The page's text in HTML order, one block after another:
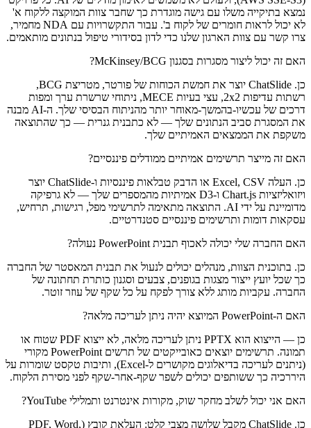
נמצא בתיקייה משלו עם גישה מוגדרת כך שחבר צוות המוקצה ללקוח א'
לא יכול לראות חומרים של לקוח ב'. עבור התקשרויות עם NDA מחמיר,
צרו קשר עם צוות הארגון שלנו כדי לדון בסידורי טיפול בנתונים מותאמים.
האם זה יכול ליצור מסגרות בסגנון McKinsey/BCG?
כן. ChatSlide יוצר את חמשת הכוחות של פורטר, מטריצת BCG,
רשתות עדיפות 2x2, עצי בעיות MECE, ניתוחי שרשרת ערך ומפות
דרכים של עכשיו-בהמשך-מאוחר יותר מהניתוח הבסיסי שלך. ה-AI מבנה
את המסגרת סביב הנתונים שלך — לא כתבנית גנרית — כך שהתוצאה
משקפת את הממצאים האמיתיים שלך.
האם זה מייצר תרשימים אמיתיים ממודלים פיננסיים?
כן. העלה Excel, CSV או הדבק טבלאות פיננסיות ו-ChatSlide יוצר
ויזואליזציות Chart.js ו-D3 אמיתיות מהמספרים שלך — לא גרפיקה
מדומיינת על ידי AI. התוצאה מתאימה לתרשימי מפל, רגישות, תרחיש,
עסקאות דומות ותרשימים פיננסיים סטנדרטיים.
האם החברה שלי יכולה לאכוף תבנית PowerPoint נעולה?
כן. בתוכנית הצוות, מנהלים יכולים לנעול את תבנית המאסטר של החברה
כך שכל יועץ ייצור מצגות בגופנים, צבעים וסגנון כותרת תחתונה של
החברה. עקביות מותג ללא צורך לפקח על כל שקף של עוזר זוטר.
האם ה-PowerPoint המיוצא יהיה ניתן לעריכה מלאה?
כן — הייצוא הוא PPTX ניתן לעריכה מלאה, לא ייצוא PDF שטוח או
תמונה. תרשימים יוצאים כאובייקטים של תרשים PowerPoint מקורי
(ניתנים לעריכה בדיאלוגים מקושרים ל-Excel), ותיבות טקסט שומרות על
היררכיה כך ששותפים יכולים לשפר שקף-אחר-שקף לפני מסירת הלקוח.
האם אני יכול לשלב מחקר שוק, מקורות אינטרנט ותמלילי YouTube?
כן. ChatSlide מקבל שלושה מצבי קלט: העלאת קובץ (PDF, Word,